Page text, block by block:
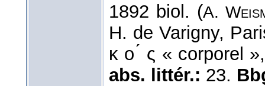
1892 biol. (A.
H. de Varigny,
κ ο ́ ς « corporel
abs. littér.: 23.